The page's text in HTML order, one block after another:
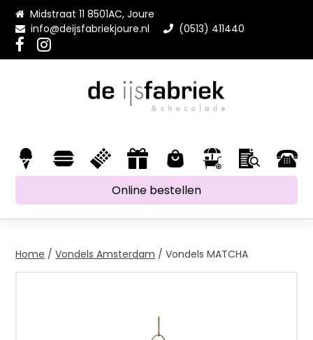
Midstraat 11 8501AC, Joure
info@deijsfabriekjoure.nl
(0513) 411440
Online bestellen
Home /Vondels Amsterdam / Vondels MATCHA